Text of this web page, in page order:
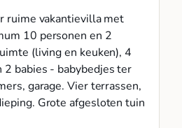
ruime vakantievilla met
10 personen en 2
(living en keuken), 4
babies - babybedjes ter
garage. Vier terrassen,
Grote afgesloten tuin